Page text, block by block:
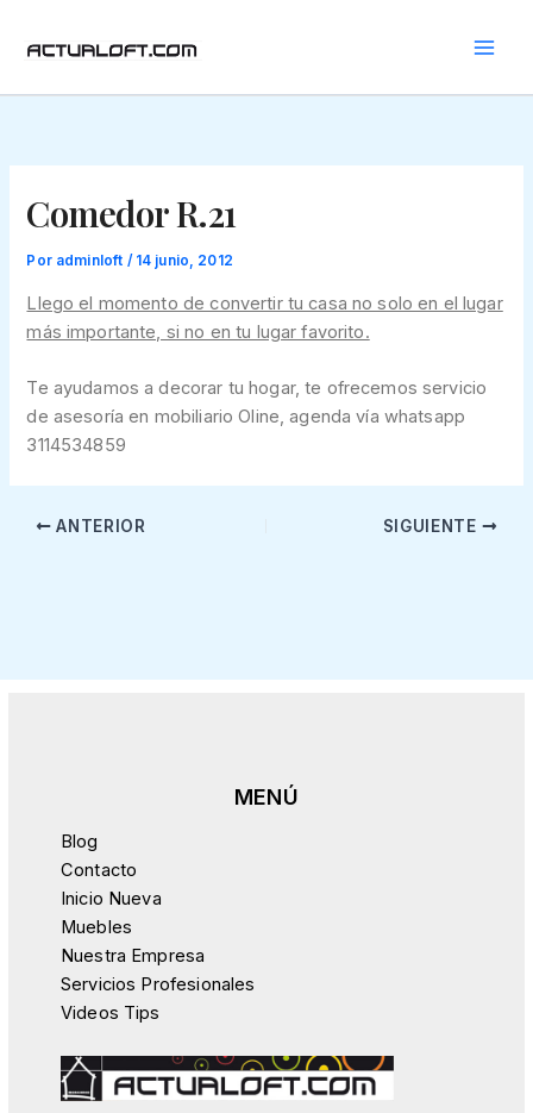
Comedor R.21
Por adminloft / 14 junio, 2012
Llego el momento de convertir tu casa no solo en el lugar
más importante, si no en tu lugar favorito.
Te ayudamos a decorar tu hogar, te ofrecemos servicio
de asesoría en mobiliario Oline, agenda vía whatsapp
3114534859
ANTERIOR SIGUIENTE
Blog
Contacto
Inicio Nueva
Muebles
Nuestra Empresa
Servicios Profesionales
Videos Tips